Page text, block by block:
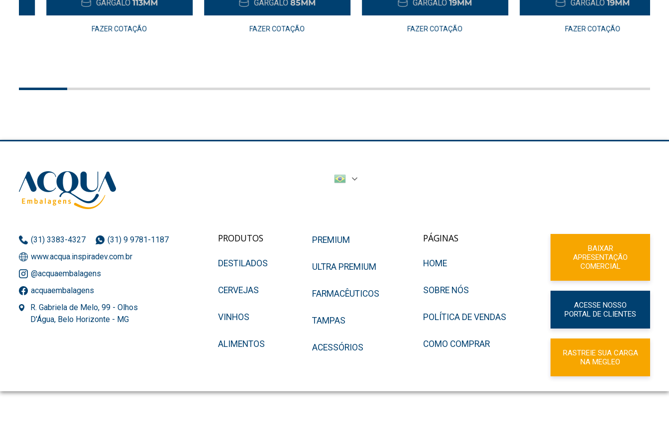
GARGALO113MM
FAZER COTAÇÃO
GARGALO85MM
FAZER COTAÇÃO
GARGALO19MM
FAZER COTAÇÃO
GARGALO19MM
FAZER COTAÇÃO
(31) 3383-4327
(31) 9 9781-1187
www.acqua.inspiradev.com.br
@acquaembalagens
acquaembalagens
R. Gabriela de Melo, 99 - Olhos
D'Água, Belo Horizonte - MG
PRODUTOS
DESTILADOS
CERVEJAS
VINHOS
ALIMENTOS
PREMIUM
ULTRA PREMIUM
FARMACÊUTICOS
TAMPAS
ACESSÓRIOS
PÁGINAS
HOME
SOBRE NÓS
POLÍTICA DE VENDAS
COMO COMPRAR
BAIXAR
APRESENTAÇÃO
COMERCIAL
ACESSE NOSSO
PORTAL DE CLIENTES
RASTREIE SUA CARGA
NA MEGLEO